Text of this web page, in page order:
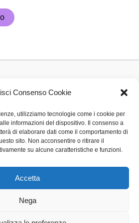
Consenso Cookie
utilizziamo tecnologie come i cookie per
informazioni del dispositivo. Il consenso a
di elaborare dati come il comportamento di
sito. Non acconsentire o ritirare il
su alcune caratteristiche e funzioni.
Accetta
Nega
Privacy Policy
Contatti
esercente ecommerce
esercente pos negozio